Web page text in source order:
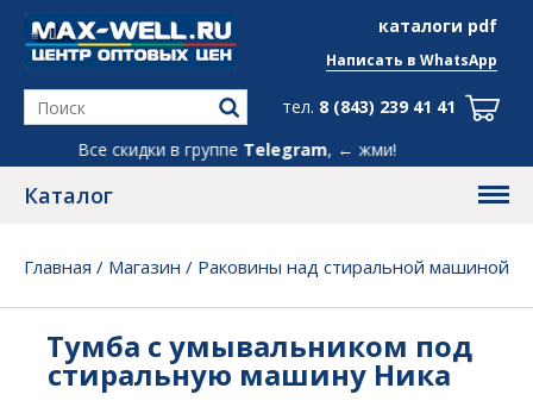
каталоги pdf
info@max-well.ru
Все скидки в группеTelegram, ← жми!
Написать в WhatsApp
тел. 8 (843) 239 41 41
Каталог
Главная / Магазин / Раковины над стиральной машиной
Тумба с умывальником под
стиральную машину Ника